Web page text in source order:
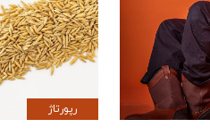
رپورتاژ